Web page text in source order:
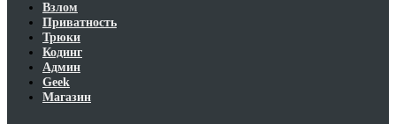
Взлом
Приватность
Трюки
Кодинг
Админ
Geek
Магазин